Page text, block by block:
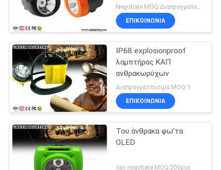
Negotiate MOQ:Διαπραγματευτείτε
ΕΠΙΚΟΙΝΩΝΙΑ
IP68 explosionproof
λαμπτήρας ΚΑΠ
ανθρακωρύχων
Διαπραγματεύσιμα MOQ:1
ΕΠΙΚΟΙΝΩΝΙΑ
Του άνθρακα φω'τα
OLED
can negotiate MOQ:200pcs